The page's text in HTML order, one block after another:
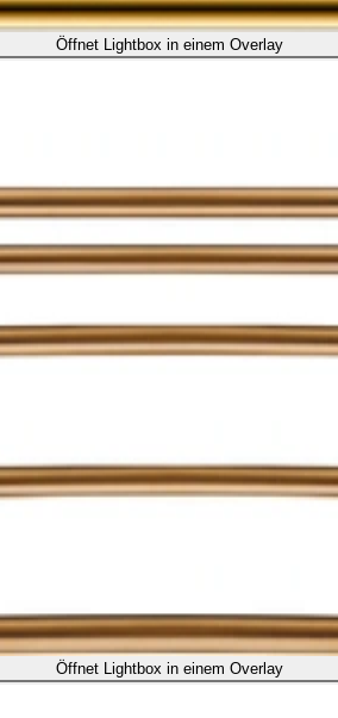
Öffnet Lightbox in einem Overlay
Öffnet Lightbox in einem Overlay